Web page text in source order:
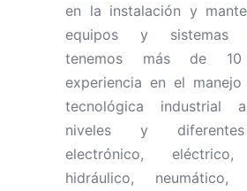
en la instalación y
equipos y sistemas
tenemos más de
experiencia en el
tecnológica industrial
niveles y
electrónico, eléctrico,
hidráulico, neumático,